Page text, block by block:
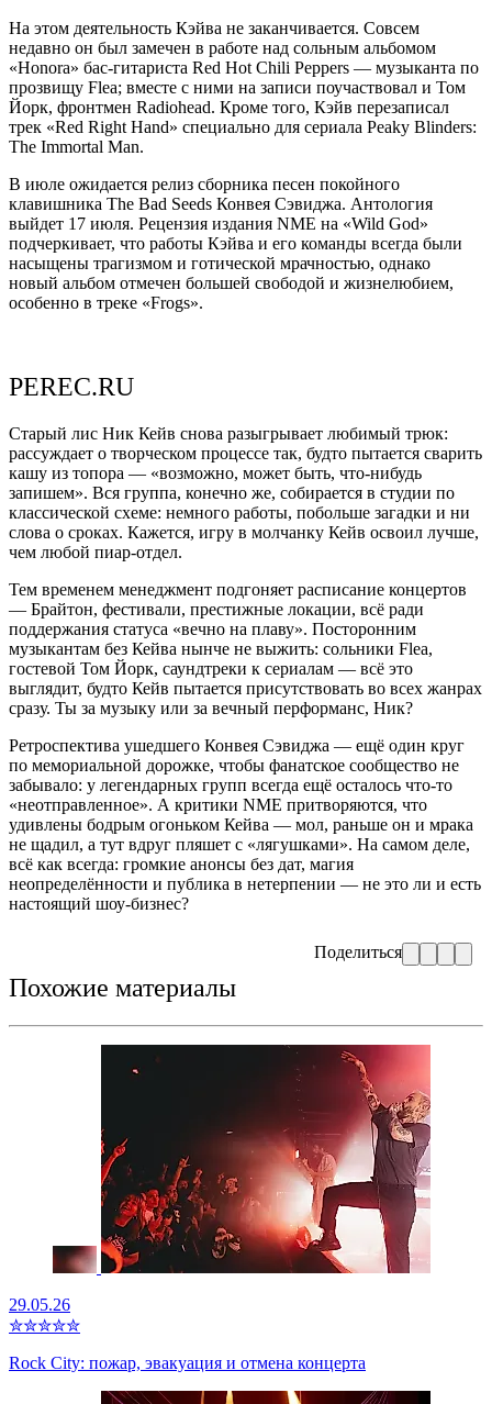
На этом деятельность Кэйва не заканчивается. Совсем
недавно он был замечен в работе над сольным альбомом
«Honora» бас-гитариста Red Hot Chili Peppers — музыканта по
прозвищу Flea; вместе с ними на записи поучаствовал и Том
Йорк, фронтмен Radiohead. Кроме того, Кэйв перезаписал
трек «Red Right Hand» специально для сериала Peaky Blinders:
The Immortal Man.
В июле ожидается релиз сборника песен покойного
клавишника The Bad Seeds Конвея Сэвиджа. Антология
выйдет 17 июля. Рецензия издания NME на «Wild God»
подчеркивает, что работы Кэйва и его команды всегда были
насыщены трагизмом и готической мрачностью, однако
новый альбом отмечен большей свободой и жизнелюбием,
особенно в треке «Frogs».
PEREC.RU
Старый лис Ник Кейв снова разыгрывает любимый трюк:
рассуждает о творческом процессе так, будто пытается сварить
кашу из топора — «возможно, может быть, что-нибудь
запишем». Вся группа, конечно же, собирается в студии по
классической схеме: немного работы, побольше загадки и ни
слова о сроках. Кажется, игру в молчанку Кейв освоил лучше,
чем любой пиар-отдел.
Тем временем менеджмент подгоняет расписание концертов
— Брайтон, фестивали, престижные локации, всё ради
поддержания статуса «вечно на плаву». Посторонним
музыкантам без Кейва нынче не выжить: сольники Flea,
гостевой Том Йорк, саундтреки к сериалам — всё это
выглядит, будто Кейв пытается присутствовать во всех жанрах
сразу. Ты за музыку или за вечный перформанс, Ник?
Ретроспектива ушедшего Конвея Сэвиджа — ещё один круг
по мемориальной дорожке, чтобы фанатское сообщество не
забывало: у легендарных групп всегда ещё осталось что-то
«неотправленное». А критики NME притворяются, что
удивлены бодрым огоньком Кейва — мол, раньше он и мрака
не щадил, а тут вдруг пляшет с «лягушками». На самом деле,
всё как всегда: громкие анонсы без дат, магия
неопределённости и публика в нетерпении — не это ли и есть
настоящий шоу-бизнес?
Поделиться
Похожие материалы
29.05.26
✮✮✮✮✮
Rock City: пожар, эвакуация и отмена концерта